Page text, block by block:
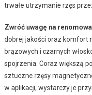
trwałe utrzymanie rzęs
Zwróć uwagę na
dobrej jakości oraz komfort
brązowych i czarnych
spojrzenia. Coraz większą
sztuczne rzęsy
w aplikacji; wystarczy je